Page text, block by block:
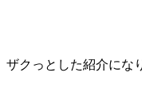
ザクっとした紹介にな